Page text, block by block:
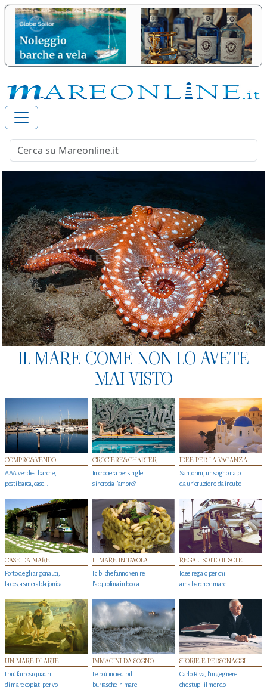
IL MARE COME NON LO AVETE
MAI VISTO
COMPRO&VENDO
AAA vendesi barche,
posti barca, case…
CROCIERE&CHARTER
In crociera per single
s'incrocia l’amore?
IDEE PER LA VACANZA
Santorini, un sogno nato
da un’eruzione da incubo
CASE DA MARE
Porto degli argonauti,
la costa smeralda jonica
IL MARE IN TAVOLA
I cibi che fanno venire
l’acquolina in bocca
REGALI SOTTO IL SOLE
Idee regalo per chi
ama barche e mare
UN MARE DI ARTE
I più famosi quadri
di mare copiati per voi
IMMAGINI DA SOGNO
Le più incredibili
burrasche in mare
STORIE E PERSONAGGI
Carlo Riva, l’ingegnere
che stupi' il mondo